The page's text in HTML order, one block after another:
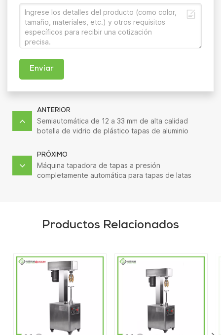
Enviar
ANTERIOR
Semiautomática de 12 a 33 mm de alta calidad
botella de vidrio de plástico tapas de aluminio
PRÓXIMO
Máquina tapadora de tapas a presión
completamente automática para tapas de latas
Productos Relacionados